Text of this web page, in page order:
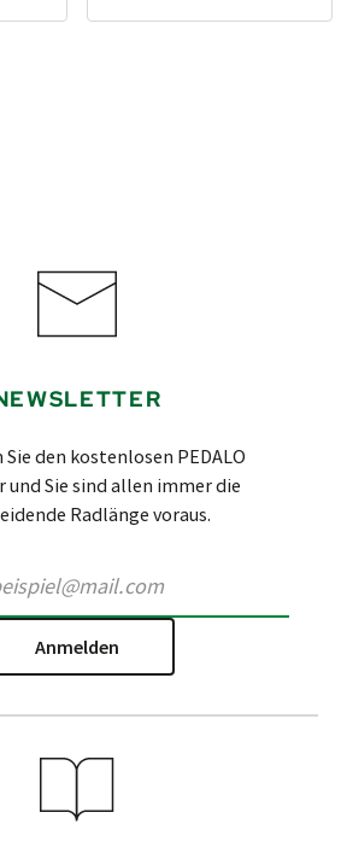
den kostenlosen PEDALO
und Sie sind allen immer die
Radlänge voraus.
Anmelden